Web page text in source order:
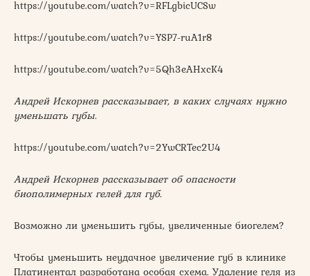
https://youtube.com/watch?v=RFLgbicUCSw
https://youtube.com/watch?v=YSP7-ruA1r8
https://youtube.com/watch?v=5Qh3eAHxcK4
Андрей Искорнев рассказывает, в каких случаях нужно
уменьшать губы.
https://youtube.com/watch?v=2YwCRTec2U4
Андрей Искорнев рассказывает об опасности
биополимерных гелей для губ.
Возможно ли уменьшить губы, увеличенные биогелем?
Чтобы уменьшить неудачное увеличение губ в клинике
Платинентал разработана особая схема. Удаление геля из